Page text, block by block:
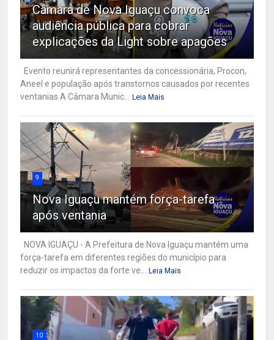
Câmara de Nova Iguaçu convoca
audiência pública para cobrar
explicações da Light sobre apagões
Evento reunirá representantes da concessionária, Procon,
Aneel e população após transtornos causados por recentes
ventanias A Câmara Munic... Leia Mais
9
Nova Iguaçu mantém força-tarefa
após ventania
NOVA IGUAÇU - A Prefeitura de Nova Iguaçu mantém uma
força-tarefa em diferentes regiões do município para
reduzir os impactos da forte ve... Leia Mais
10